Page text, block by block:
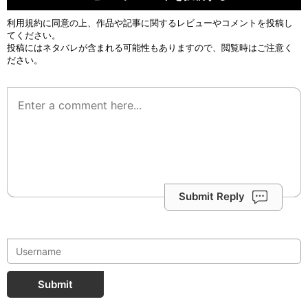
利用規約に同意の上、作品や記事に関するレビューやコメントを投稿し
てください。
投稿にはネタバレが含まれる可能性もありますので、閲覧時はご注意く
ださい。
Submit Reply
Submit